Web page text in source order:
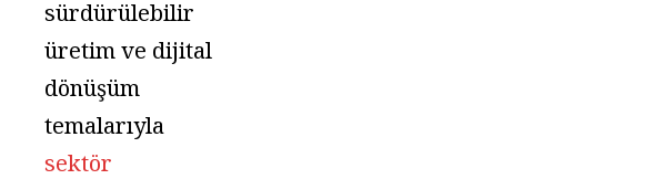
sürdürülebilir
üretim ve dijital
dönüşüm
temalarıyla
sektör